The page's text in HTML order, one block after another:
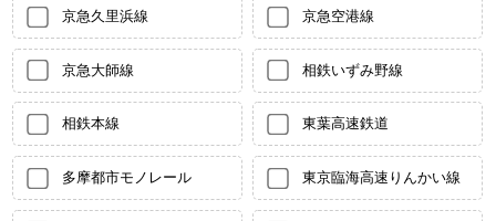
京急久里浜線 京急空港線
京急大師線 相鉄いずみ野線
相鉄本線 東葉高速鉄道
多摩都市モノレール 東京臨海高速りんかい線